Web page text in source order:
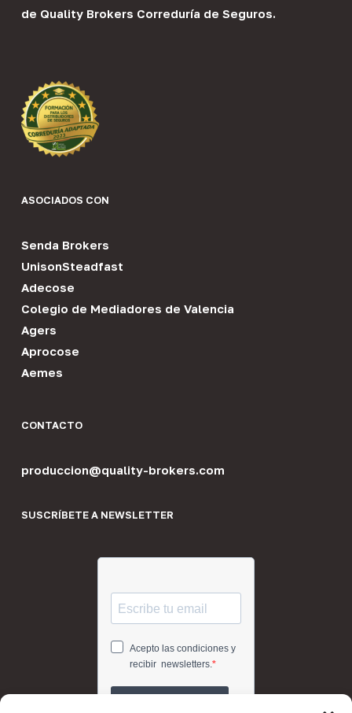
de Quality Brokers Correduría de Seguros.
ASOCIADOS CON
Senda Brokers
UnisonSteadfast
Adecose
Colegio de Mediadores de Valencia
Agers
Aprocose
Aemes
CONTACTO
produccion@quality-brokers.com
SUSCRÍBETE A NEWSLETTER